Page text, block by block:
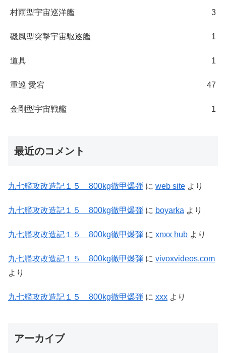
村雨型宇宙巡洋艦 3
磯風型突撃宇宙駆逐艦 1
道具 1
重巡 愛宕 47
金剛型宇宙戦艦 1
最近のコメント
九七艦攻改造記１５ 800kg徹甲爆弾 に web site より
九七艦攻改造記１５ 800kg徹甲爆弾 に boyarka より
九七艦攻改造記１５ 800kg徹甲爆弾 に xnxx hub より
九七艦攻改造記１５ 800kg徹甲爆弾 に vivoxvideos.com
より
九七艦攻改造記１５ 800kg徹甲爆弾 に xxx より
アーカイブ